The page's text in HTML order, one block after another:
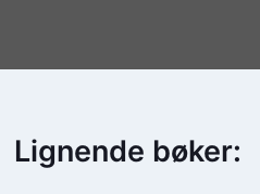
Lignende bøker: